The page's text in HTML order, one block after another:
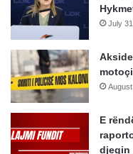
July
E
djegin